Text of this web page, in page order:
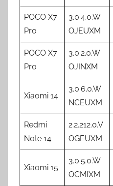
POCO X7
Pro
3.0.4.0.W
OJEUXM
POCO X7
Pro
3.0.2.0.W
OJINXM
Xiaomi 14
3.0.6.0.W
NCEUXM
Redmi
Note 14
2.2.212.0.V
OGEUXM
Xiaomi 15
3.0.5.0.W
OCMIXM